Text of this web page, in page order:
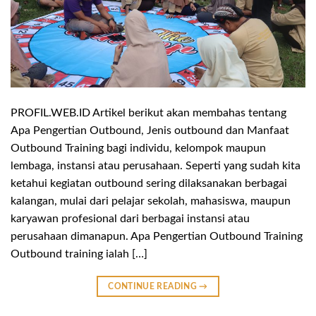
PROFIL.WEB.ID Artikel berikut akan membahas tentang
Apa Pengertian Outbound, Jenis outbound dan Manfaat
Outbound Training bagi individu, kelompok maupun
lembaga, instansi atau perusahaan. Seperti yang sudah kita
ketahui kegiatan outbound sering dilaksanakan berbagai
kalangan, mulai dari pelajar sekolah, mahasiswa, maupun
karyawan profesional dari berbagai instansi atau
perusahaan dimanapun. Apa Pengertian Outbound Training
Outbound training ialah […]
CONTINUE READING→